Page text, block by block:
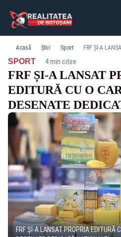
Acasă Știri Sport
SPORT· 4 min citire
FRF ȘI-A LANSAT
EDITURĂ CU O
DESENATE
FRF ȘI-A LANSAT PROPRIA EDITURĂ